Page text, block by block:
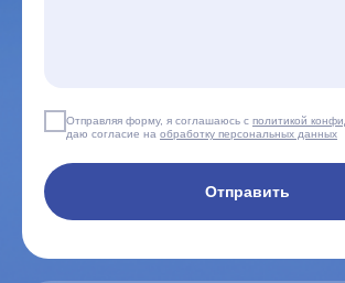
Отправляя форму, я соглашаюсь с политикой
даю согласие на обработку персональных данных
Отправить